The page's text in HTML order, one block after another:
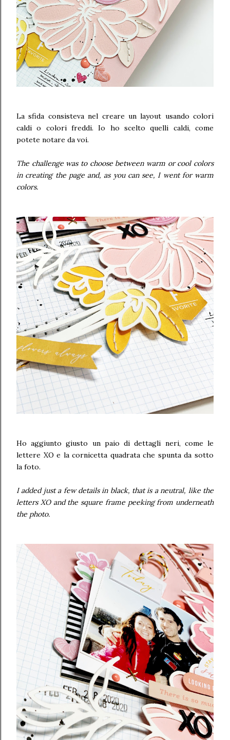
La sfida consisteva nel creare un layout usando colori
caldi o colori freddi. Io ho scelto quelli caldi, come
potete notare da voi.
The challenge was to choose between warm or cool colors
in creating the page and, as you can see, I went for warm
colors.
Ho aggiunto giusto un paio di dettagli neri, come le
lettere XO e la cornicetta quadrata che spunta da sotto
la foto.
I added just a few details in black, that is a neutral, like the
letters XO and the square frame peeking from underneath
the photo.